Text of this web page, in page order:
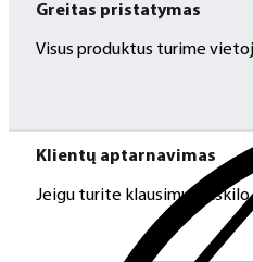
Greitas pristatymas
Visus produktus turime
Klientų aptarnavimas
Jeigu turite klausimų ar